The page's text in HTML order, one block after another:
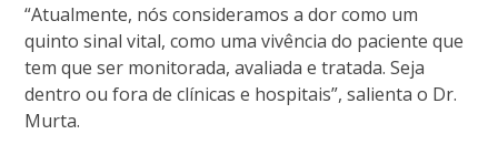
“Atualmente, nós consideramos a dor como um
quinto sinal vital, como uma vivência do paciente que
tem que ser monitorada, avaliada e tratada. Seja
dentro ou fora de clínicas e hospitais”, salienta o Dr.
Murta.